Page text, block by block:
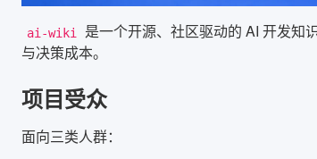
ai-wiki
是一个开源、社区驱动的 AI 开发知
与决策成本。
项目受众
面向三类人群：